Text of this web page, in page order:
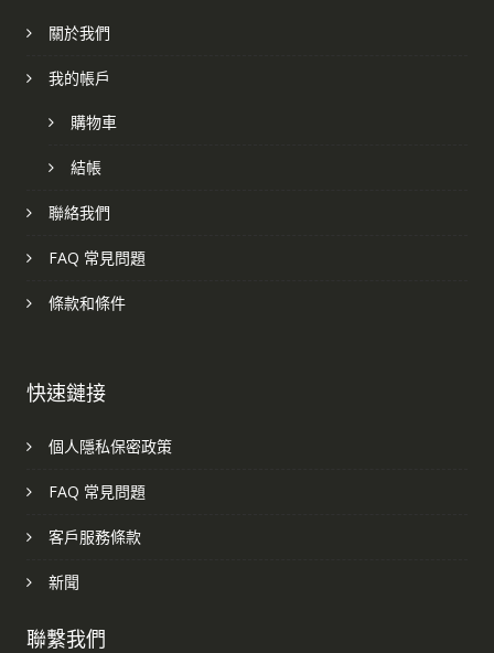
關於我們
我的帳戶
購物車
結帳
聯絡我們
FAQ 常見問題
條款和條件
快速鏈接
個人隱私保密政策
FAQ 常見問題
客戶服務條款
新聞
聯繫我們